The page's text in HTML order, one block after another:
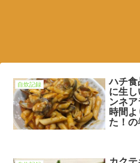
自炊記録
ハチ食
に生
ンネ
時間
た！の